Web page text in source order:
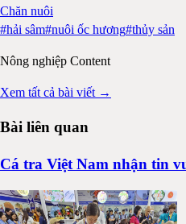
Chăn nuôi
#hải sâm#nuôi ốc hương#thủy sản
Nông nghiệp Content
Xem tất cả bài viết →
Bài liên quan
Cá tra Việt Nam nhận tin